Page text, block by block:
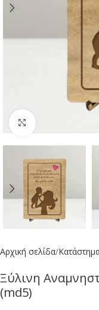
Click to enlarge
Αρχική σελίδα
Ξύλινη
(md5)